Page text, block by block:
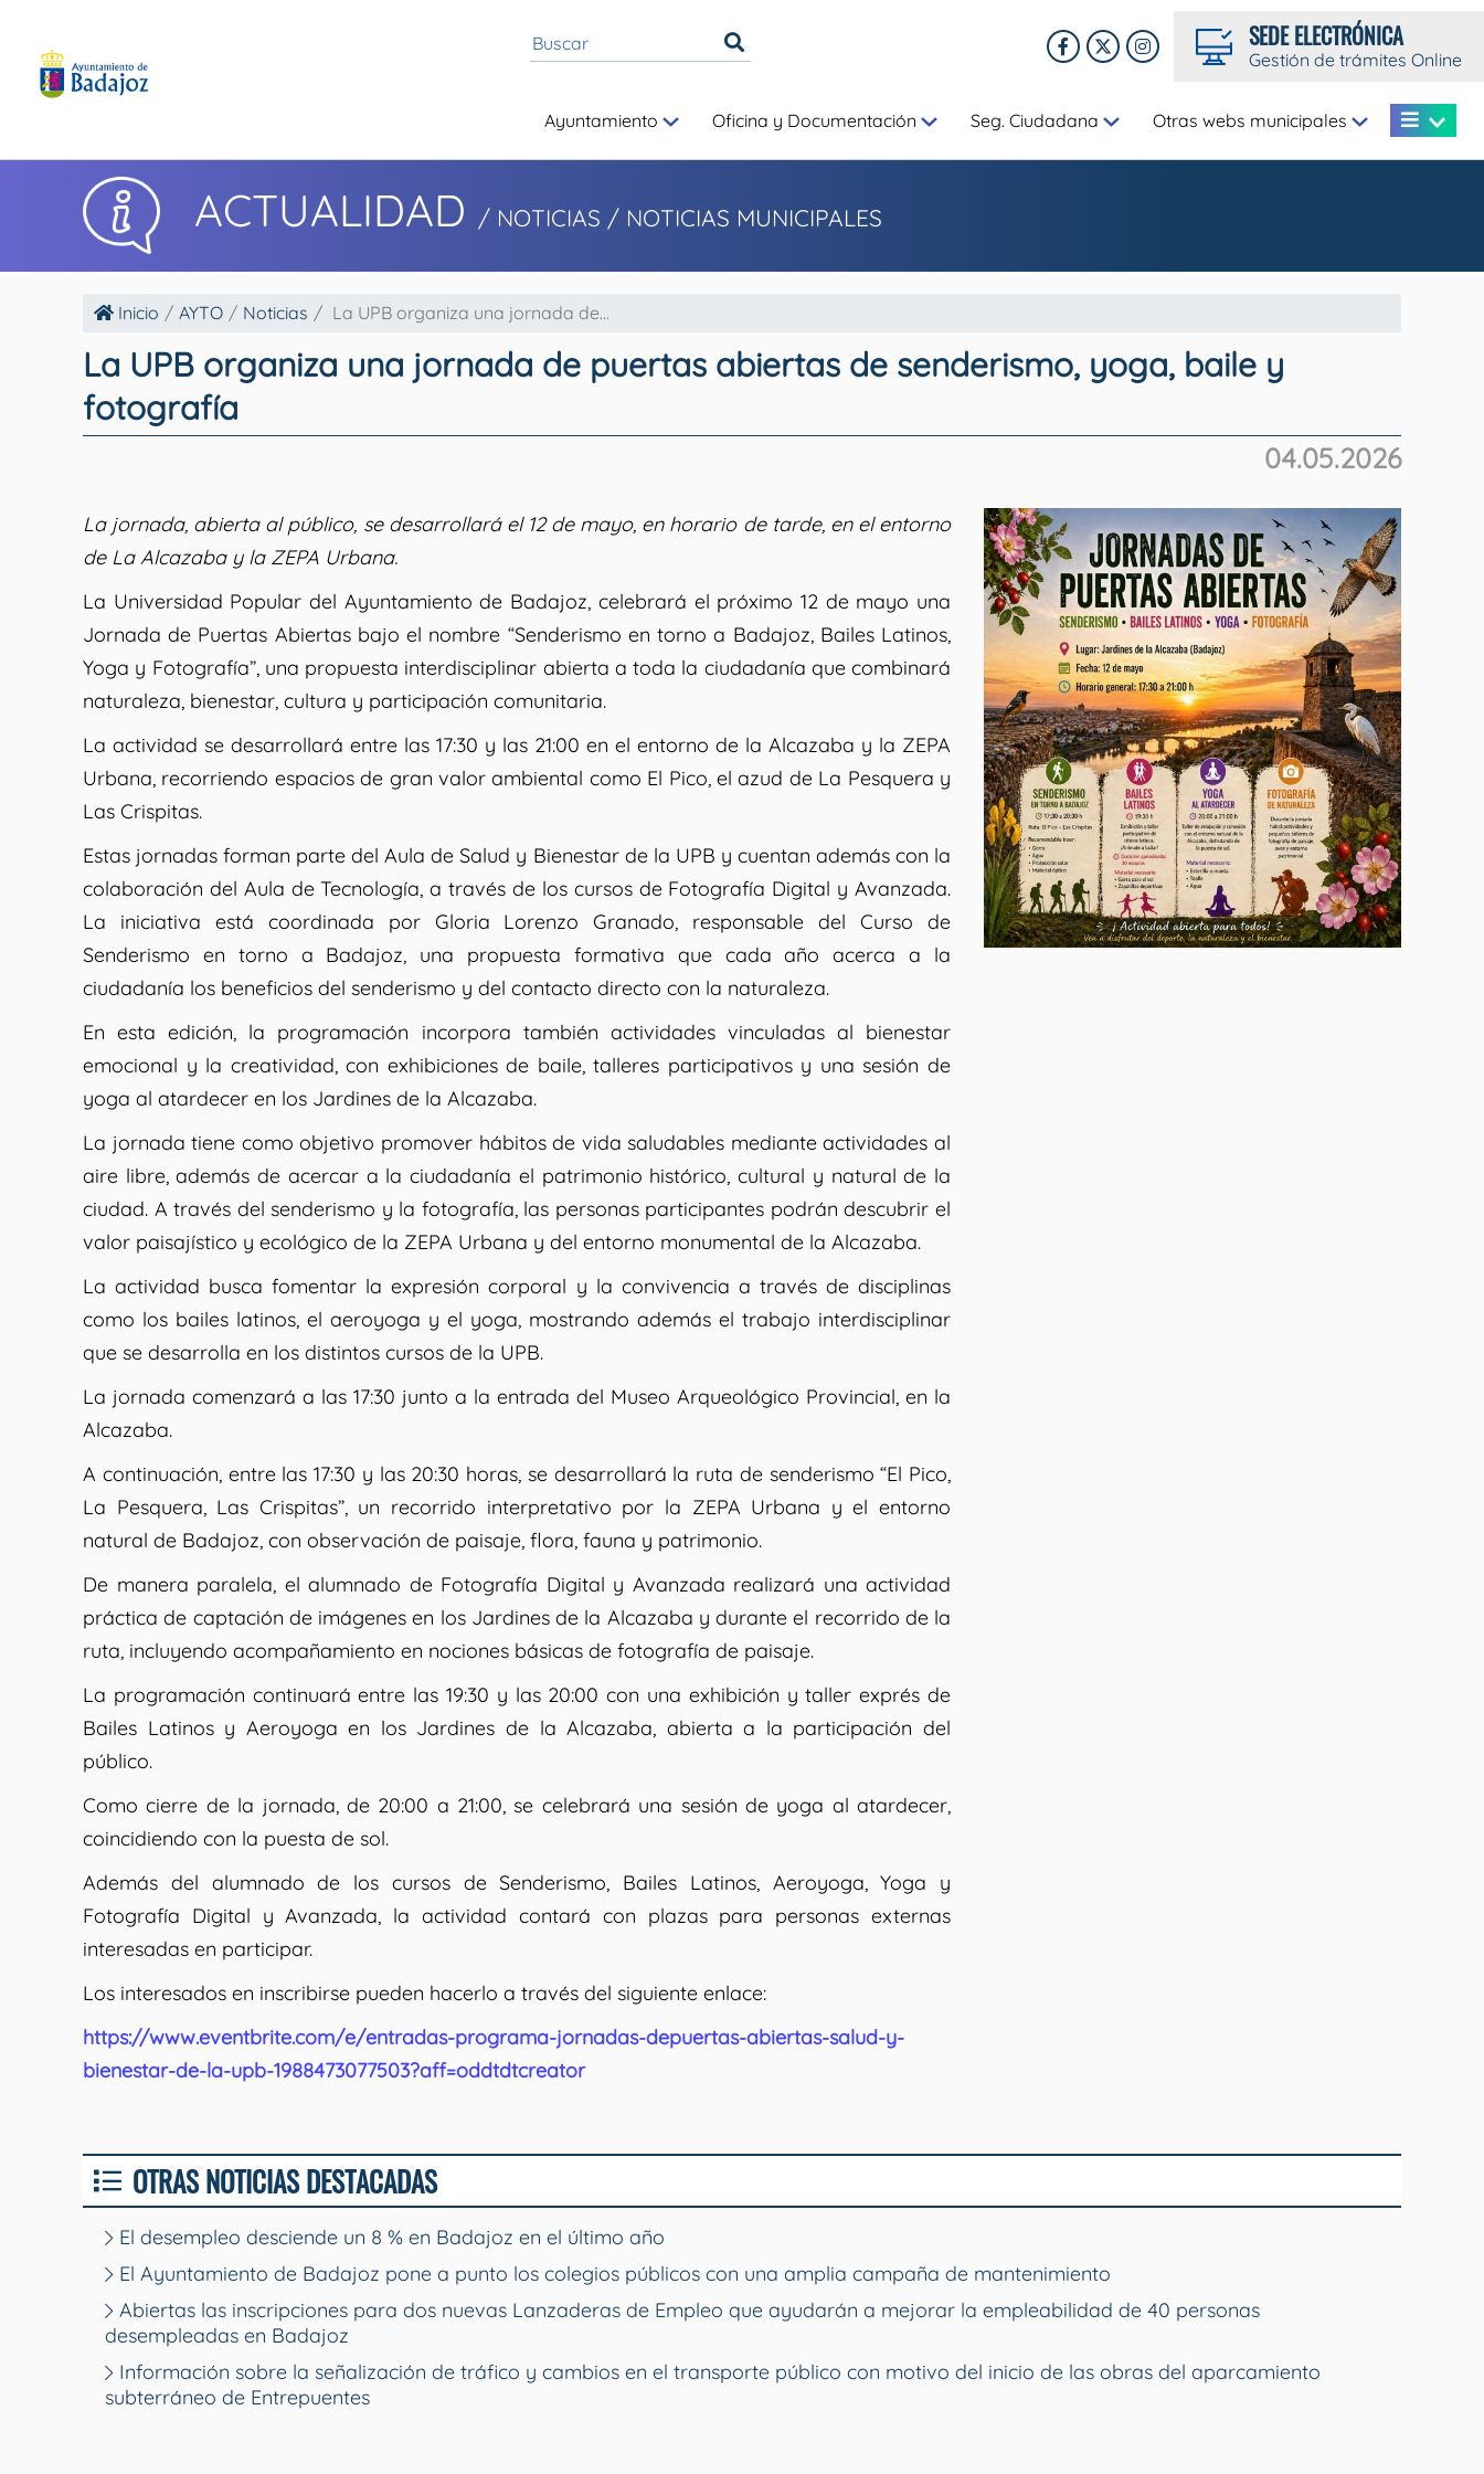
SEDE ELECTRÓNICA
Gestión de trámites Online
Ayuntamiento Oficina y Documentación Seg. Ciudadana Otras webs municipales
ACTUALIDAD / NOTICIAS / NOTICIAS MUNICIPALES
Inicio AYTO Noticias La UPB organiza una jornada de...
La UPB organiza una jornada de puertas abiertas de senderismo, yoga, baile y
fotografía
04.05.2026
La jornada, abierta al público, se desarrollará el 12 de mayo, en horario de tarde, en el entorno
de La Alcazaba y la ZEPA Urbana.
La Universidad Popular del Ayuntamiento de Badajoz, celebrará el próximo 12 de mayo una
Jornada de Puertas Abiertas bajo el nombre “Senderismo en torno a Badajoz, Bailes Latinos,
Yoga y Fotografía”, una propuesta interdisciplinar abierta a toda la ciudadanía que combinará
naturaleza, bienestar, cultura y participación comunitaria.
La actividad se desarrollará entre las 17:30 y las 21:00 en el entorno de la Alcazaba y la ZEPA
Urbana, recorriendo espacios de gran valor ambiental como El Pico, el azud de La Pesquera y
Las Crispitas.
Estas jornadas forman parte del Aula de Salud y Bienestar de la UPB y cuentan además con la
colaboración del Aula de Tecnología, a través de los cursos de Fotografía Digital y Avanzada.
La iniciativa está coordinada por Gloria Lorenzo Granado, responsable del Curso de
Senderismo en torno a Badajoz, una propuesta formativa que cada año acerca a la
ciudadanía los beneficios del senderismo y del contacto directo con la naturaleza.
En esta edición, la programación incorpora también actividades vinculadas al bienestar
emocional y la creatividad, con exhibiciones de baile, talleres participativos y una sesión de
yoga al atardecer en los Jardines de la Alcazaba.
La jornada tiene como objetivo promover hábitos de vida saludables mediante actividades al
aire libre, además de acercar a la ciudadanía el patrimonio histórico, cultural y natural de la
ciudad. A través del senderismo y la fotografía, las personas participantes podrán descubrir el
valor paisajístico y ecológico de la ZEPA Urbana y del entorno monumental de la Alcazaba.
La actividad busca fomentar la expresión corporal y la convivencia a través de disciplinas
como los bailes latinos, el aeroyoga y el yoga, mostrando además el trabajo interdisciplinar
que se desarrolla en los distintos cursos de la UPB.
La jornada comenzará a las 17:30 junto a la entrada del Museo Arqueológico Provincial, en la
Alcazaba.
A continuación, entre las 17:30 y las 20:30 horas, se desarrollará la ruta de senderismo “El Pico,
La Pesquera, Las Crispitas”, un recorrido interpretativo por la ZEPA Urbana y el entorno
natural de Badajoz, con observación de paisaje, flora, fauna y patrimonio.
De manera paralela, el alumnado de Fotografía Digital y Avanzada realizará una actividad
práctica de captación de imágenes en los Jardines de la Alcazaba y durante el recorrido de la
ruta, incluyendo acompañamiento en nociones básicas de fotografía de paisaje.
La programación continuará entre las 19:30 y las 20:00 con una exhibición y taller exprés de
Bailes Latinos y Aeroyoga en los Jardines de la Alcazaba, abierta a la participación del
público.
Como cierre de la jornada, de 20:00 a 21:00, se celebrará una sesión de yoga al atardecer,
coincidiendo con la puesta de sol.
Además del alumnado de los cursos de Senderismo, Bailes Latinos, Aeroyoga, Yoga y
Fotografía Digital y Avanzada, la actividad contará con plazas para personas externas
interesadas en participar.
Los interesados en inscribirse pueden hacerlo a través del siguiente enlace:
https://www.eventbrite.com/e/entradas-programa-jornadas-depuertas-abiertas-salud-y-
bienestar-de-la-upb-1988473077503?aff=oddtdtcreator
OTRAS NOTICIAS DESTACADAS
El desempleo desciende un 8 % en Badajoz en el último año
El Ayuntamiento de Badajoz pone a punto los colegios públicos con una amplia campaña de mantenimiento
Abiertas las inscripciones para dos nuevas Lanzaderas de Empleo que ayudarán a mejorar la empleabilidad de 40 personas
desempleadas en Badajoz
Información sobre la señalización de tráfico y cambios en el transporte público con motivo del inicio de las obras del aparcamiento
subterráneo de Entrepuentes